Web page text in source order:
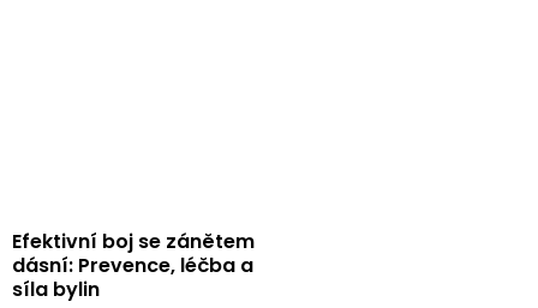
Efektivní boj se zánětem
dásní: Prevence, léčba a
síla bylin